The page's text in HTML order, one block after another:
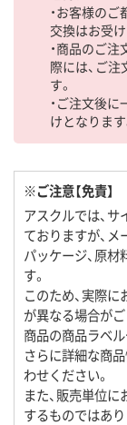
・お客様のご
交換はお受け
・商品のご
際には、ご
す。
・ご注文後
けとなります
※ご注意【免責】
アスクルでは、
ておりますが、メ
パッケージ、原材
す。
このため、実際
が異なる場合が
商品の商品ラベ
さらに詳細な商
わせください。
また、販売単位に
するものではあ